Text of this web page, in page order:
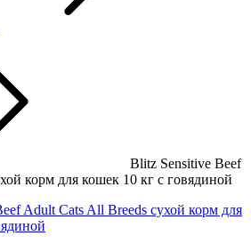
Blitz Sensitive Beef
корм для кошек 10 кг с говядиной